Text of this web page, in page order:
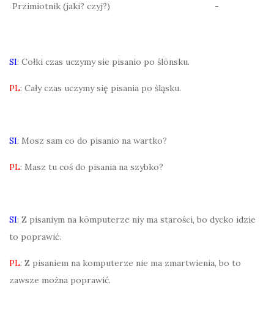
Przimiotnik (jaki? czyj?) -
SI: Cołki czas uczymy sie pisanio po ślōnsku.
PL: Cały czas uczymy się pisania po śląsku.
SI: Mosz sam co do pisanio na wartko?
PL: Masz tu coś do pisania na szybko?
SI: Z pisaniym na kōmputerze niy ma starości, bo dycko idzie
to poprawić.
PL: Z pisaniem na komputerze nie ma zmartwienia, bo to
zawsze można poprawić.